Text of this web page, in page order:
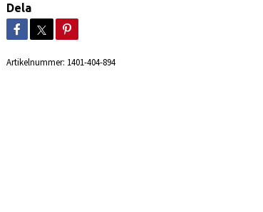
Dela
Artikelnummer: 1401-404-894